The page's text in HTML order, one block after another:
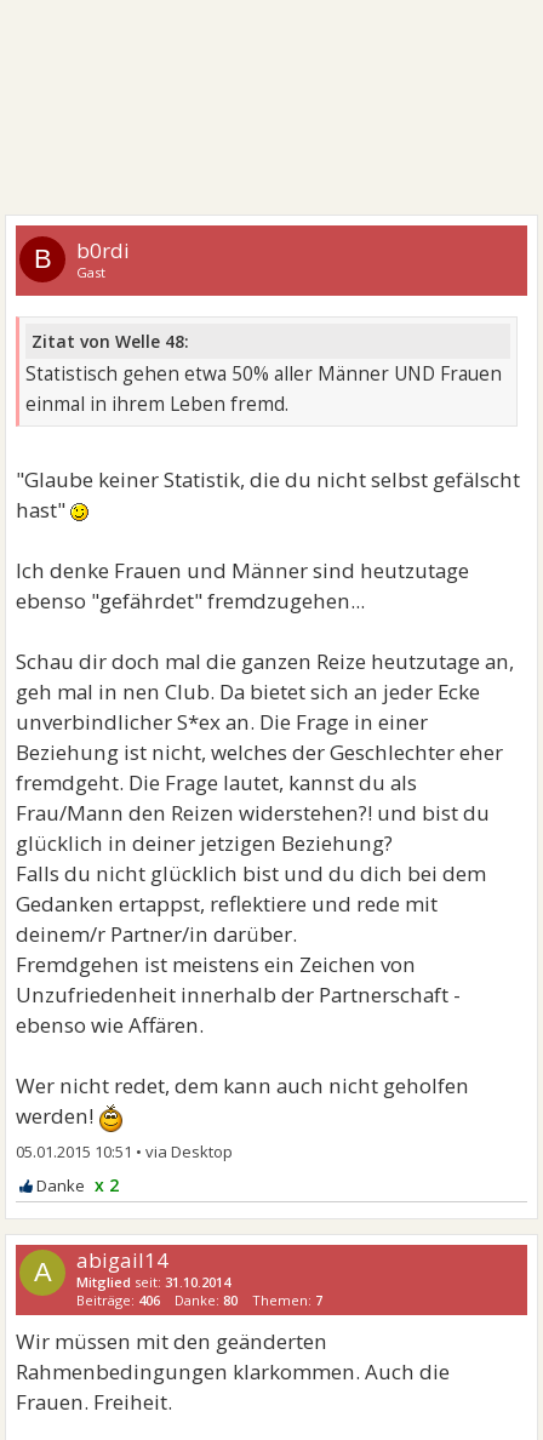
B b0rdi
Gast
Zitat von Welle 48:
Statistisch gehen etwa 50% aller Männer UND Frauen
einmal in ihrem Leben fremd.
"Glaube keiner Statistik, die du nicht selbst gefälscht
hast"
Ich denke Frauen und Männer sind heutzutage
ebenso "gefährdet" fremdzugehen...
Schau dir doch mal die ganzen Reize heutzutage an,
geh mal in nen Club. Da bietet sich an jeder Ecke
unverbindlicher S*ex an. Die Frage in einer
Beziehung ist nicht, welches der Geschlechter eher
fremdgeht. Die Frage lautet, kannst du als
Frau/Mann den Reizen widerstehen?! und bist du
glücklich in deiner jetzigen Beziehung?
Falls du nicht glücklich bist und du dich bei dem
Gedanken ertappst, reflektiere und rede mit
deinem/r Partner/in darüber.
Fremdgehen ist meistens ein Zeichen von
Unzufriedenheit innerhalb der Partnerschaft -
ebenso wie Affären.
Wer nicht redet, dem kann auch nicht geholfen
werden!
05.01.2015 10:51 •
x 2
A abigail14
Mitglied seit:31.10.2014
Beiträge: 406 Danke:80 Themen: 7
Wir müssen mit den geänderten
Rahmenbedingungen klarkommen. Auch die
Frauen. Freiheit.